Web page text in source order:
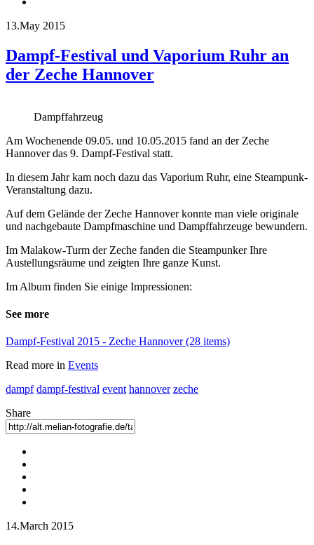
13.May 2015
Dampf-Festival und Vaporium Ruhr an
der Zeche Hannover
Dampffahrzeug
Am Wochenende 09.05. und 10.05.2015 fand an der Zeche
Hannover das 9. Dampf-Festival statt.
In diesem Jahr kam noch dazu das Vaporium Ruhr, eine Steampunk-
Veranstaltung dazu.
Auf dem Gelände der Zeche Hannover konnte man viele originale
und nachgebaute Dampfmaschine und Dampffahrzeuge bewundern.
Im Malakow-Turm der Zeche fanden die Steampunker Ihre
Austellungsräume und zeigten Ihre ganze Kunst.
Im Album finden Sie einige Impressionen:
See more
Dampf-Festival 2015 - Zeche Hannover (28 items)
Read more in Events
dampf dampf-festival event hannover zeche
Share
14.March 2015